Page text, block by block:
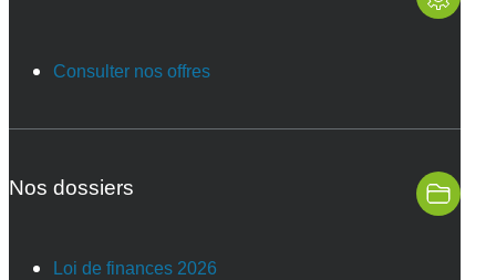
Consulter nos offres
Nos dossiers
Loi de finances 2026